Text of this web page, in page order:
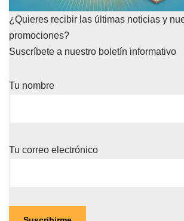
¿Quieres recibir las últimas noticias y
promociones?
Suscríbete a nuestro boletín informativo
Tu nombre
Tu correo electrónico